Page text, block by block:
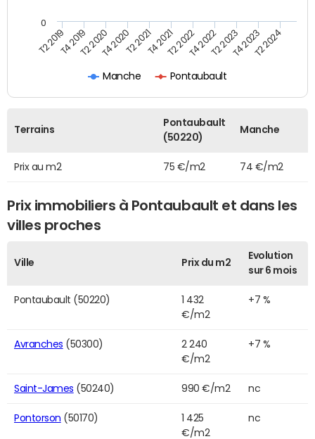
Manche Pontaubault
T2 2019T4 2019T2 2020T4 2020T2 2021T4 2021T2 2022T4 2022T2 2023T4 2023T2 2024
0
Terrains
Pontaubault
(50220)
Manche
Prix au m2 75 €/m2 74 €/m2
Prix immobiliers à Pontaubault et dans les
villes proches
Ville Prix du m2
Evolution
sur 6 mois
Pontaubault (50220)
1 432
€/m2
+7 %
Avranches (50300)
2 240
€/m2
+7 %
Saint-James (50240) 990 €/m2 nc
Pontorson (50170)
1 425
€/m2
nc